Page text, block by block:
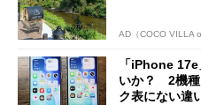
AD（COCO VILLA
「iPhone
いか？ 2機種
ク表にない違